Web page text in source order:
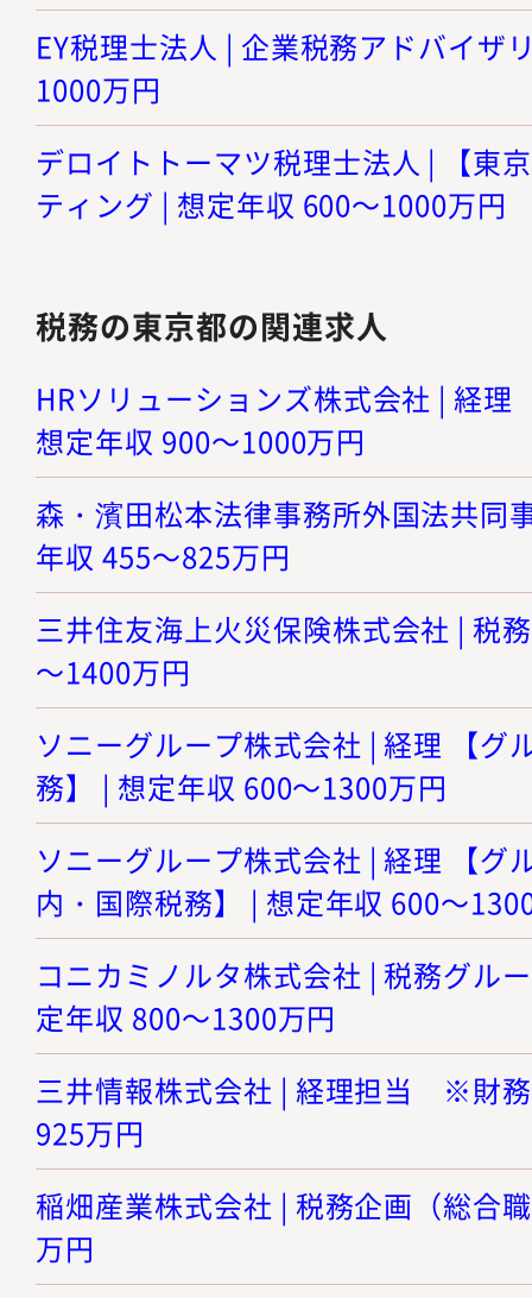
EY税理士法人 | 企業税務アドバイザ
1000万円
デロイトトーマツ税理士法人 | 【東
ティング | 想定年収 600～1000万円
税務の東京都の関連求人
HRソリューションズ株式会社 | 経理
想定年収 900～1000万円
森・濱田松本法律事務所外国法共同
年収 455～825万円
三井住友海上火災保険株式会社 | 税
～1400万円
ソニーグループ株式会社 | 経理 【グ
務】 | 想定年収 600～1300万円
ソニーグループ株式会社 | 経理 【グ
内・国際税務】 | 想定年収 600～
コニカミノルタ株式会社 | 税務グル
定年収 800～1300万円
三井情報株式会社 | 経理担当 ※財
925万円
稲畑産業株式会社 | 税務企画（総合
万円